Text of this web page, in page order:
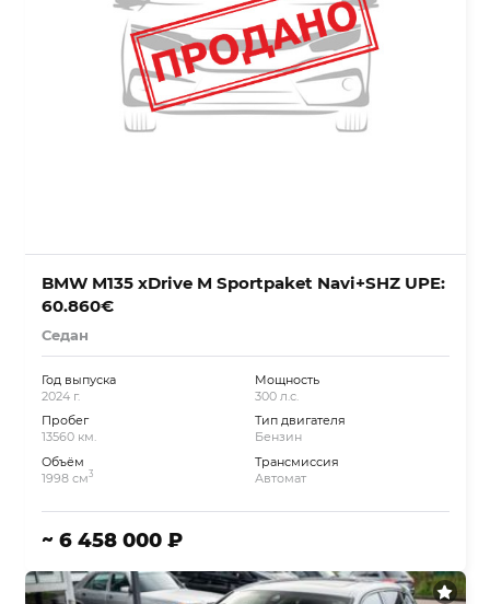
BMW M135 xDrive M Sportpaket Navi+SHZ UPE:
60.860€
Седан
Год выпуска
2024 г.
Пробег
13560 км.
Объём
1998 см3
Мощность
300 л.с.
Тип двигателя
Бензин
Трансмиссия
Автомат
~ 6 458 000 ₽